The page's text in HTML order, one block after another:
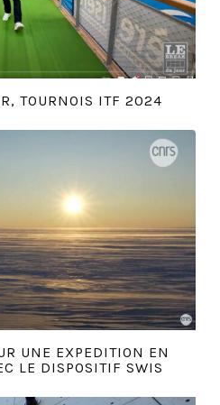
TOURNOIS ITF 2024
UNE EXPEDITION EN
LE DISPOSITIF SWIS